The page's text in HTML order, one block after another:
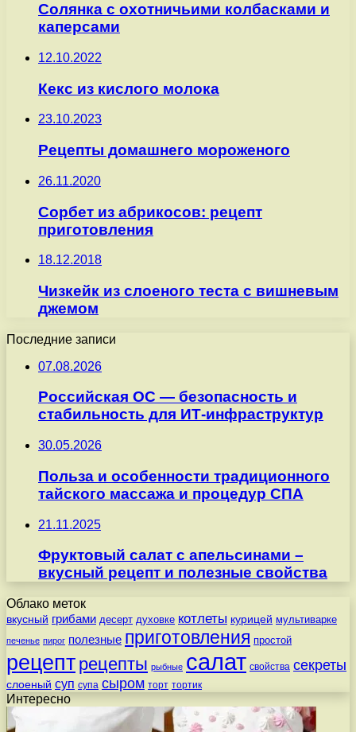
Солянка с охотничьими колбасками и
каперсами
12.10.2022
Кекс из кислого молока
23.10.2023
Рецепты домашнего мороженого
26.11.2020
Сорбет из абрикосов: рецепт
приготовления
18.12.2018
Чизкейк из слоеного теста с вишневым
джемом
Последние записи
07.08.2026
Российская ОС — безопасность и
стабильность для ИТ-инфраструктур
30.05.2026
Польза и особенности традиционного
тайского массажа и процедур СПА
21.11.2025
Фруктовый салат с апельсинами –
вкусный рецепт и полезные свойства
Облако меток
вкусный грибами десерт духовке котлеты курицей мультиварке
печенье пирог полезные приготовления простой
рецепт рецепты рыбные салат свойства секреты
слоеный суп супа сыром торт тортик
Интересно